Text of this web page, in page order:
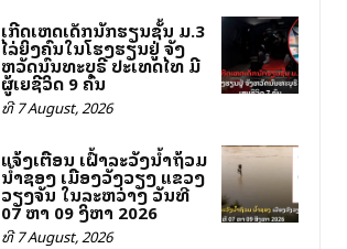
ເກີດເຫດເດັກນັກຮຽນຊັ້ນ ມ.3
ໄລ່ຍິງຄົນໃນໂຮງຮຽນຢູ່ ຈັງ
ຫວັດນົນທະບຸຣີ ປະເທດໄທ ມີ
ຜູ້ເສຍຊີວິດ 9 ຄົນ
ທີ 7 August, 2026
ແຈ້ງເຕືອນ ເຝົ້າລະວັງນ້ຳຖ້ວມ
ນ້ຳຊອງ ເມືອງວັງວຽງ ແຂວງ
ວຽງຈັນ ໃນລະຫວ່າງ ວັນທີ
07 ຫາ 09 ສິງຫາ 2026
ທີ 7 August, 2026